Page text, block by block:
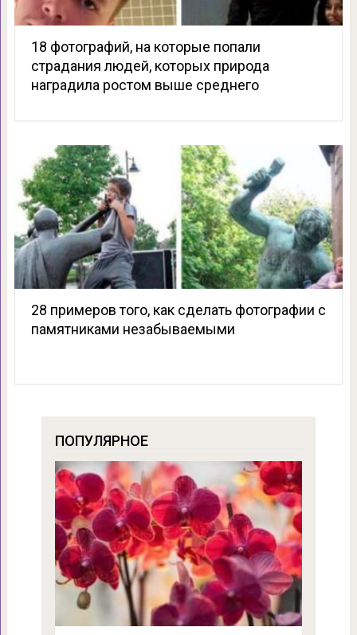
18 фотографий, на которые попали
страдания людей, которых природа
наградила ростом выше среднего
28 примеров того, как сделать фотографии с
памятниками незабываемыми
ПОПУЛЯРНОЕ